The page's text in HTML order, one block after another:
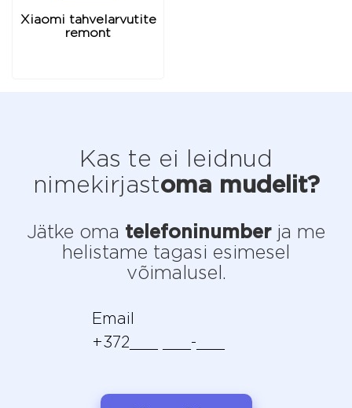
Xiaomi tahvelarvutite
remont
Kas te ei leidnud
nimekirjastoma mudelit?
Jätke oma telefoninumberja me
helistame tagasi esimesel
võimalusel.